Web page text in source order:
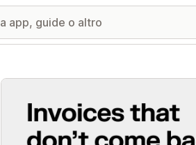
Galleria immagini in evidenza